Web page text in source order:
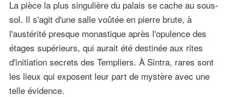
La pièce la plus singulière du palais se cache au sous-
sol. Il s'agit d'une salle voûtée en pierre brute, à
l'austérité presque monastique après l'opulence des
étages supérieurs, qui aurait été destinée aux rites
d'initiation secrets des Templiers. À Sintra, rares sont
les lieux qui exposent leur part de mystère avec une
telle évidence.